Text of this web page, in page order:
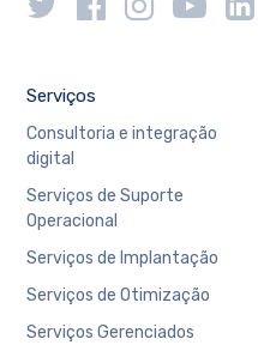
Serviços
Consultoria e integração
digital
Serviços de Suporte
Operacional
Serviços de Implantação
Serviços de Otimização
Serviços Gerenciados